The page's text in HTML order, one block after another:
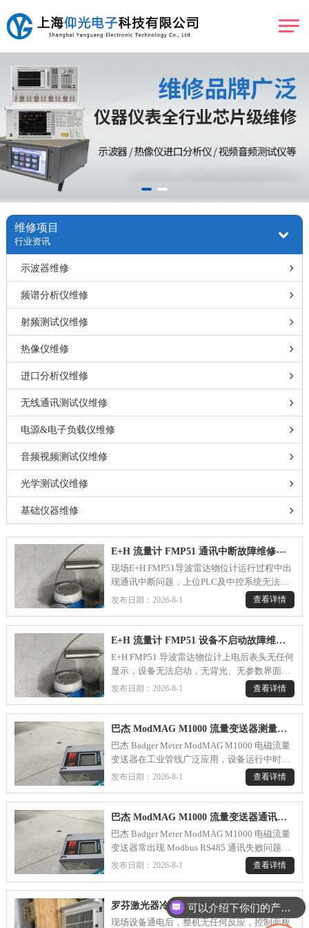
维修项目
行业资讯
示波器维修
频谱分析仪维修
射频测试仪维修
热像仪维修
进口分析仪维修
无线通讯测试仪维修
电源&电子负载仪维修
音频视频测试仪维修
光学测试仪维修
基础仪器维修
E+H 流量计 FMP51 通讯中断故障维修---
现场E+H FMP51导波雷达物位计运行过程中出
现通讯中断问题，上位PLC及中控系统无法读
取设备液位测量数据，4-20mA模拟量信号输出
异常，设备本地表头显示正常、测量数值无波
动，设备可正常启停运行，仅远程通讯功能失
效。初步排查现场通讯线路、中控通讯模块及
接线端子，未发现线路破损、虚接及外部供电
异常问题，判定故障为设备本体通讯硬件故
发布日期：2026-8-1 查看详情
E+H 流量计 FMP51 设备不启动故障维修---
E+H FMP51 导波雷达物位计上电后表头无任何
显示，设备无法启动，无背光、无参数界面输
出，信号回路无 4~20mA 电流输出。初步确认
外部供电电源输出 24VDC 电压正常，供电线
缆无明显破损，单独外接电源测试，仪表依旧
无法上电启动，判定故障存在于仪表本体。.....
发布日期：2026-8-1 查看详情
巴杰 ModMAG M1000 流量变送器测量不准故障维修---
巴杰 Badger Meter ModMAG M1000 电磁流量
变送器在工业管线广泛应用，设备运行中时常
出现流量数值波动、计量偏差、空载有读数、
实测流量与显示数值不符等测量不准问题。故
障诱因分为现场工况、线路安装、参数设置、
主板硬件四类，维修按照由外至内顺序排查，
精准锁定故障根源。.....
发布日期：2026-8-1 查看详情
巴杰 ModMAG M1000 流量变送器通讯不上故障维修---
巴杰 Badger Meter ModMAG M1000 电磁流量
变送器常出现 Modbus RS485 通讯失败问题，
设备显示正常、流量测量无异常，但上位机无
法读取仪表数据，是现场自动化项目高发故
障。维修遵循先外后内、先参数后硬件的排查
逻辑，逐步定位故障根源。.....
发布日期：2026-8-1 查看详情
现场设备通电后，整机无任何反应，控制面板
可以介绍下你们的产品么